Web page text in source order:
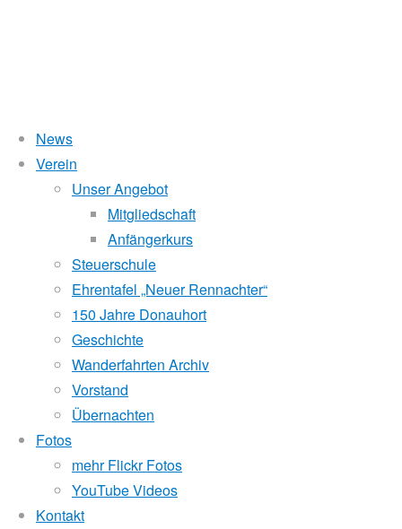
News
Verein
Unser Angebot
Mitgliedschaft
Anfängerkurs
Steuerschule
Ehrentafel „Neuer Rennachter“
150 Jahre Donauhort
Geschichte
Wanderfahrten Archiv
Vorstand
Übernachten
Fotos
mehr Flickr Fotos
YouTube Videos
Kontakt
Sternfahrt
Tullner
RV
2018
Wasserstand Donau
Liegt der Wasserstand in Korneuburg (KORN)
beim Donauhort nicht gerudert.
Pegelstände (DoRIS)
Seichtstellen
Schleusenstatus
Windfinder Kuchelauer Hafen
Mitglied der
Godfrey Donauhort Club Kit